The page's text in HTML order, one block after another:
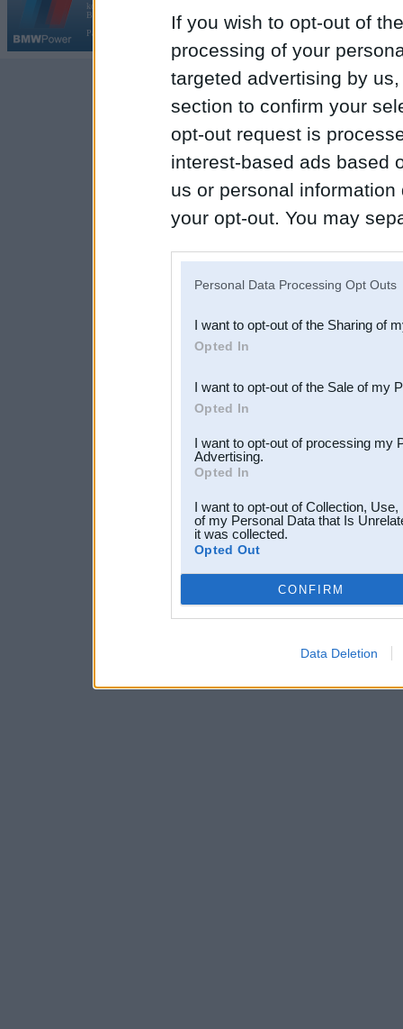
If you wish to opt-out of
processing of your
targeted advertising by
section to confirm your
opt-out request is
interest-based ads based
us or personal
your opt-out. You may
Downstream Participants
third parties.
Personal Data Processing Opt Outs
I want to opt-out of the Sharing of
Opted In
I want to opt-out of the Sale of my
Opted In
I want to opt-out of processing my
Advertising.
Opted In
I want to opt-out of Collection,
of my Personal Data that Is
it was collected.
Opted Out
CONFIRM
Data Deletion
kopš 2002. gada 14. maija. Tas nav auto klubs un nav saistīts ar
BMW AG.
Par BMWPower
|Reklāma
Galvena |